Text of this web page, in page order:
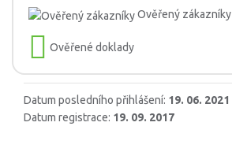
Ověřený zákazníky
Ověřené doklady
Datum posledního přihlášení: 19. 06. 2021
Datum registrace: 19. 09. 2017